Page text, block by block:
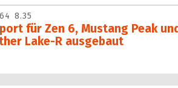
8.35
für Zen 6, Mustang Peak
Lake-R ausgebaut